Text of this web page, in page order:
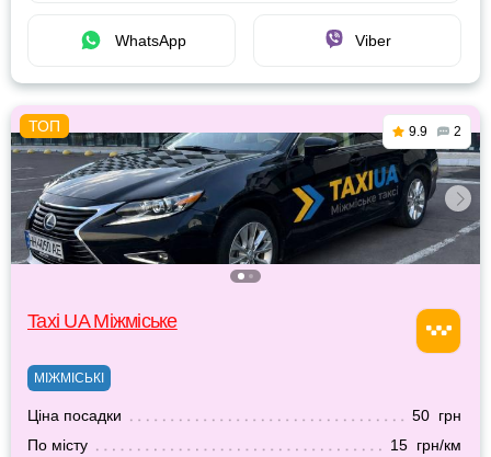
WhatsApp Viber
9.9 2
Taxi UA Міжміське
МІЖМІСЬКІ
Ціна посадки
50 грн
По місту
15 грн/км